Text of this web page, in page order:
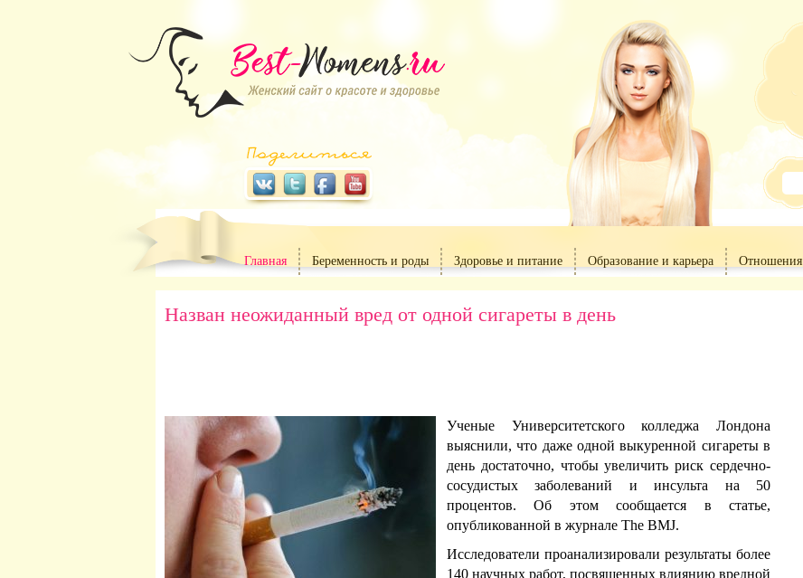
Главная Беременность и роды Здоровье и питание Образование и карьера Отношения
Назван неожиданный вред от одной сигареты в день
Ученые Университетского колледжа Лондона
выяснили, что даже одной выкуренной сигареты в
день достаточно, чтобы увеличить риск сердечно-
сосудистых заболеваний и инсульта на 50
процентов. Об этом сообщается в статье,
опубликованной в журнале The BMJ.
Исследователи проанализировали результаты более
140 научных работ, посвященных влиянию вредной